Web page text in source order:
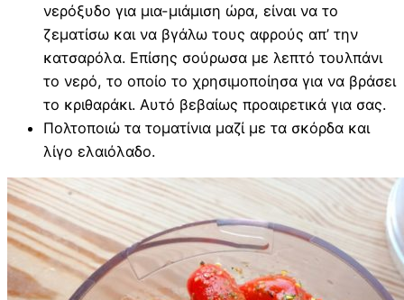
νερόξυδο για μια-μιάμιση ώρα, είναι να το
ζεματίσω και να βγάλω τους αφρούς απ’ την
κατσαρόλα. Επίσης σούρωσα με λεπτό τουλπάνι
το νερό, το οποίο το χρησιμοποίησα για να βράσει
το κριθαράκι. Αυτό βεβαίως προαιρετικά για σας.
Πολτοποιώ τα τοματίνια μαζί με τα σκόρδα και
λίγο ελαιόλαδο.